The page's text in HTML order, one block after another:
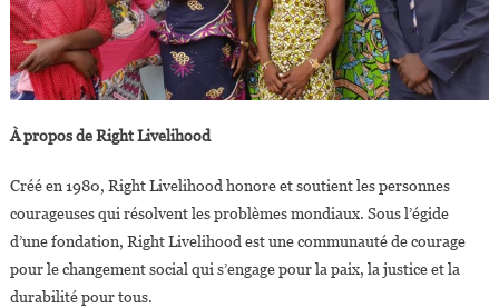
À propos de Right Livelihood
Créé en 1980, Right Livelihood honore et soutient les personnes
courageuses qui résolvent les problèmes mondiaux. Sous l’égide
d’une fondation, Right Livelihood est une communauté de courage
pour le changement social qui s’engage pour la paix, la justice et la
durabilité pour tous.